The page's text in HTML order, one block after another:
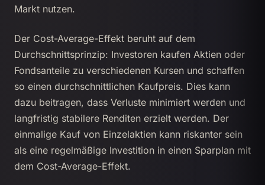
Markt nutzen.
Der Cost-Average-Effekt beruht auf dem
Durchschnittsprinzip: Investoren kaufen Aktien oder
Fondsanteile zu verschiedenen Kursen und schaffen
so einen durchschnittlichen Kaufpreis. Dies kann
dazu beitragen, dass Verluste minimiert werden und
langfristig stabilere Renditen erzielt werden. Der
einmalige Kauf von Einzelaktien kann riskanter sein
als eine regelmäßige Investition in einen Sparplan mit
dem Cost-Average-Effekt.